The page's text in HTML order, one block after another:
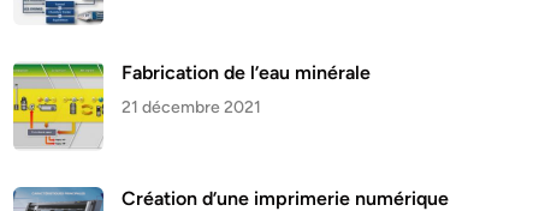
Fabrication de l’eau minérale
21 décembre 2021
Création d’une imprimerie numérique